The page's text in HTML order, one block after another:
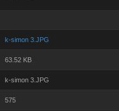
k-simon 3.JPG
63.52 KB
k-simon 3.JPG
575